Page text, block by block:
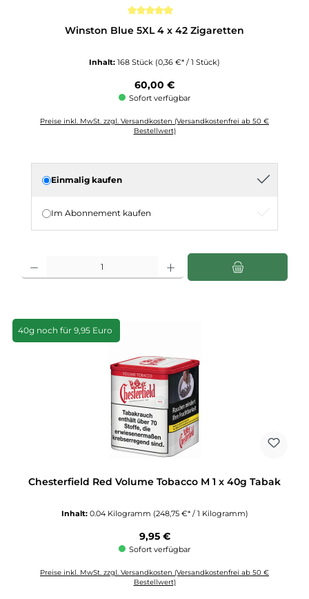
Winston Blue 5XL 4 x 42 Zigaretten
Inhalt: 168 Stück (0,36 €* / 1 Stück)
Regulärer Preis:
60,00 €
Sofort verfügbar
Preise inkl. MwSt. zzgl. Versandkosten (Versandkostenfrei ab 50 €
Bestellwert)
Einmalig kaufen
Im Abonnement kaufen
Produkt Anzahl: Gib den gewünschten Wert ein oder benutze die Schaltflächen
40g noch für 9,95 Euro
Chesterfield Red Volume Tobacco M 1 x 40g Tabak
Inhalt: 0.04 Kilogramm (248,75 €* / 1 Kilogramm)
Regulärer Preis:
9,95 €
Sofort verfügbar
Preise inkl. MwSt. zzgl. Versandkosten (Versandkostenfrei ab 50 €
Bestellwert)